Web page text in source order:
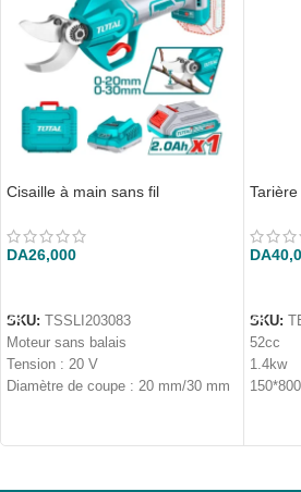
Cisaille à main sans fil
DA26,000
SKU:
TSSLI203083
Moteur sans balais
Tension : 20 V
Diamètre de coupe : 20 mm/30 mm
DA
SKU:
52cc
1.4kw